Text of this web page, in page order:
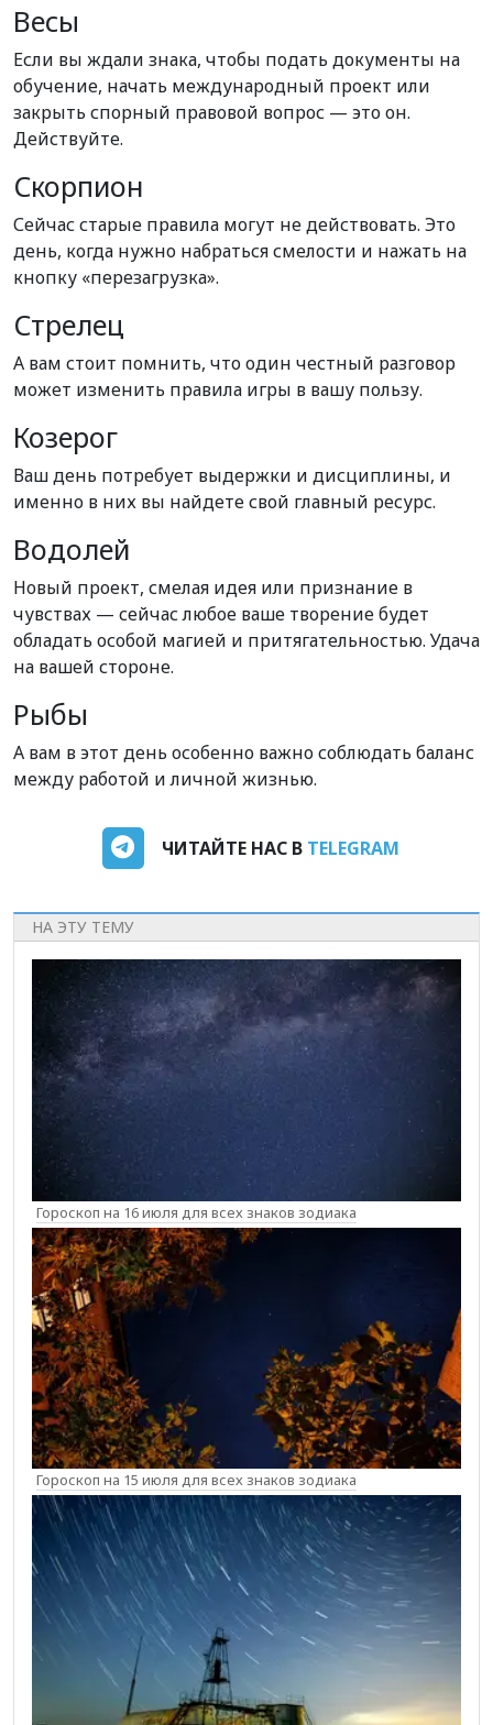
Весы
Если вы ждали знака, чтобы подать документы на
обучение, начать международный проект или
закрыть спорный правовой вопрос — это он.
Действуйте.
Скорпион
Сейчас старые правила могут не действовать. Это
день, когда нужно набраться смелости и нажать на
кнопку «перезагрузка».
Стрелец
А вам стоит помнить, что один честный разговор
может изменить правила игры в вашу пользу.
Козерог
Ваш день потребует выдержки и дисциплины, и
именно в них вы найдете свой главный ресурс.
Водолей
Новый проект, смелая идея или признание в
чувствах — сейчас любое ваше творение будет
обладать особой магией и притягательностью. Удача
на вашей стороне.
Рыбы
А вам в этот день особенно важно соблюдать баланс
между работой и личной жизнью.
ЧИТАЙТЕ НАС В TELEGRAM
НА ЭТУ ТЕМУ
Гороскоп на 16 июля для всех знаков зодиака
Гороскоп на 15 июля для всех знаков зодиака